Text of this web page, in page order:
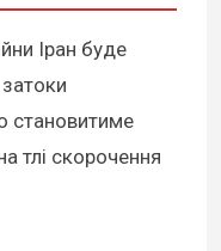
Іран буде
становитиме
тлі скорочення